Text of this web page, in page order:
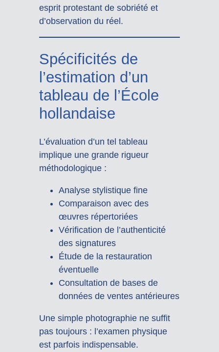
esprit protestant de sobriété et
d’observation du réel.
Spécificités de
l’estimation d’un
tableau de l’École
hollandaise
L’évaluation d’un tel tableau
implique une grande rigueur
méthodologique :
Analyse stylistique fine
Comparaison avec des
œuvres répertoriées
Vérification de l’authenticité
des signatures
Étude de la restauration
éventuelle
Consultation de bases de
données de ventes antérieures
Une simple photographie ne suffit
pas toujours : l’examen physique
est parfois indispensable.